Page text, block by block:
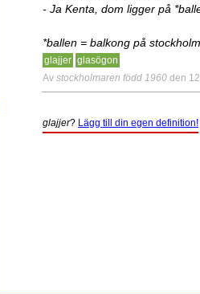
- Ja Kenta, dom ligger på
*ballen = balkong på
glajjer glasögon
Av stockholmaren född 1960 den
glajjer? Lägg till din egen definition!